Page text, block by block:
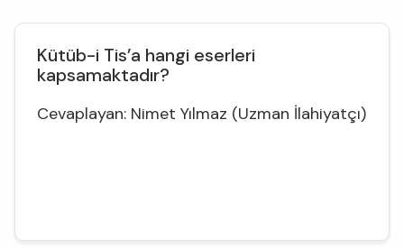
Kütüb-i Tis’a hangi eserleri
kapsamaktadır?
Cevaplayan: Nimet Yılmaz (Uzman İlahiyatçı)